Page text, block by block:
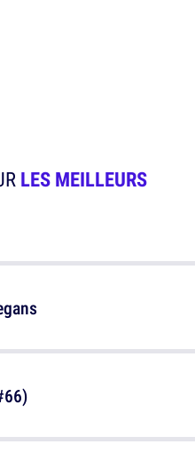
LES MEILLEURS